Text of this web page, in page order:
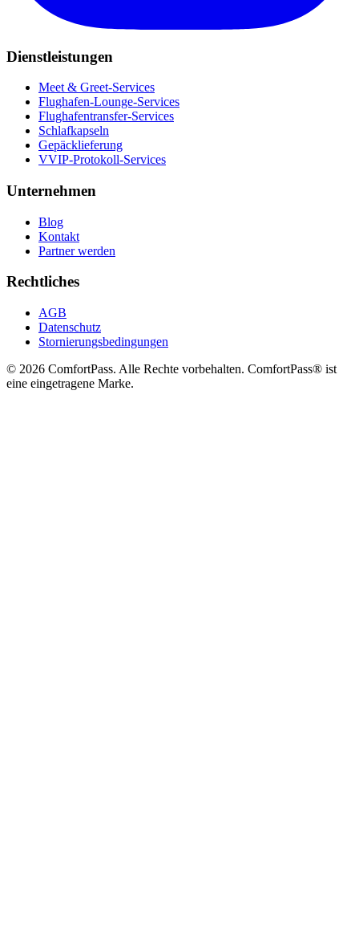
Dienstleistungen
Meet & Greet-Services
Flughafen-Lounge-Services
Flughafentransfer-Services
Schlafkapseln
Gepäcklieferung
VVIP-Protokoll-Services
Unternehmen
Blog
Kontakt
Partner werden
Rechtliches
AGB
Datenschutz
Stornierungsbedingungen
© 2026 ComfortPass. Alle Rechte vorbehalten. ComfortPass® ist
eine eingetragene Marke.